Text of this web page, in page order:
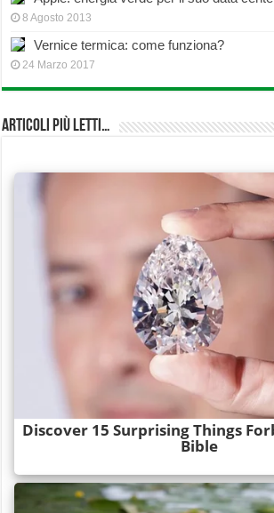
8 Agosto 2013
Vernice termica: come funziona?
24 Marzo 2017
Articoli più Letti…